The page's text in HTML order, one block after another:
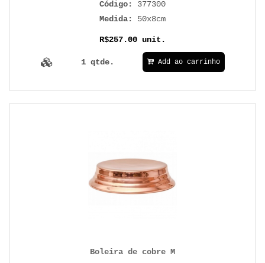
Código: 377300
Medida: 50x8cm
R$257.00 unit.
1 qtde. Add ao carrinho
Boleira de cobre M